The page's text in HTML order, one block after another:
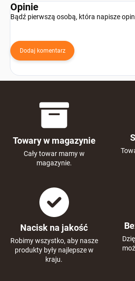
Opinie
Bądź pierwszą osobą, która napisze
Dodaj komentarz
Towary w magazynie
Cały towar mamy w
magazynie.
Nacisk na jakość
Robimy wszystko, aby nasze
produkty były najlepsze w
kraju.